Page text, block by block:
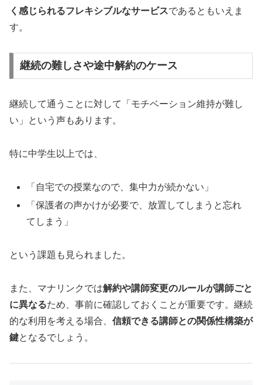
く感じられるフレキシブルなサービスであるともいえま
す。
継続の難しさや途中解約のケース
継続して通うことに対して「モチベーション維持が難し
い」という声もあります。
特に中学生以上では、
「自宅での授業なので、集中力が続かない」
「保護者の声かけが必要で、放置してしまうと忘れ
てしまう」
という課題も見られました。
また、マナリンクでは解約や講師変更のルールが講師ごと
に異なるため、事前に確認しておくことが重要です。継続
的な利用を考える場合、 信頼できる講師との関係性構築が
鍵となるでしょう。